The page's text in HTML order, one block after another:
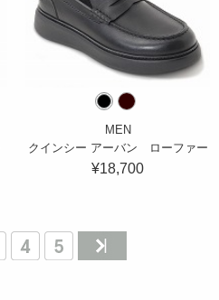
MEN
クインシー アーバン ローファー
¥18,700